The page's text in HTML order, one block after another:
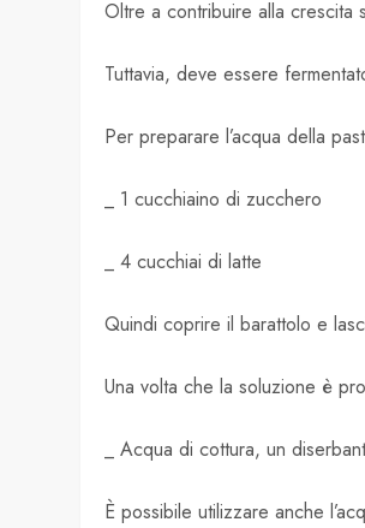
Oltre a contribuire alla crescita
Tuttavia, deve essere
Per preparare l’acqua della
_ 1 cucchiaino di zucchero
_ 4 cucchiai di latte
Quindi coprire il barattolo e
Una volta che la soluzione è
_ Acqua di cottura, un
È possibile utilizzare anche